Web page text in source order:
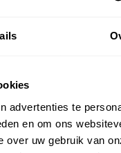
advertenties te
en om ons
over uw gebruik van
geweven stoffen